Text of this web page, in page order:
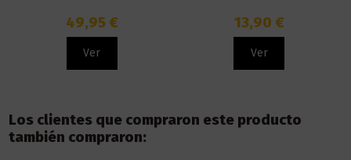
49,95 €
Ver
13,90 €
Ver
Los clientes que compraron este producto
también compraron: